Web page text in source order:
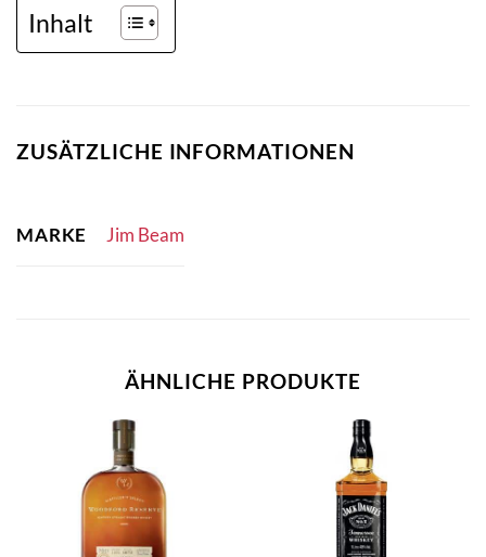
Inhalt
ZUSÄTZLICHE INFORMATIONEN
MARKE Jim Beam
ÄHNLICHE PRODUKTE